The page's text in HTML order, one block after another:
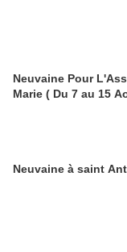
Neuvaine Pour
Marie ( Du 7 au 15
Neuvaine à saint